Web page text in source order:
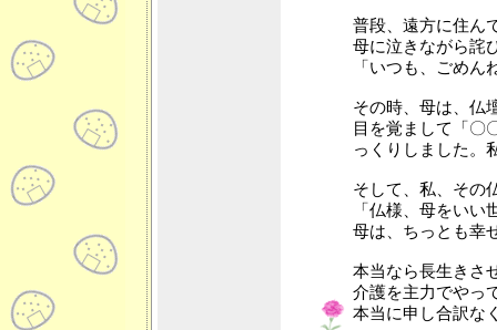
普段、遠方に住ん
母に泣きながら詫
「いつも、ごめん
その時、母は、仏
目を覚まして「〇
っくりしました。
そして、私、その
「仏様、母をい
母は、ちっとも幸
本当なら長生きさ
介護を主力でやっ
本当に申し合訳な